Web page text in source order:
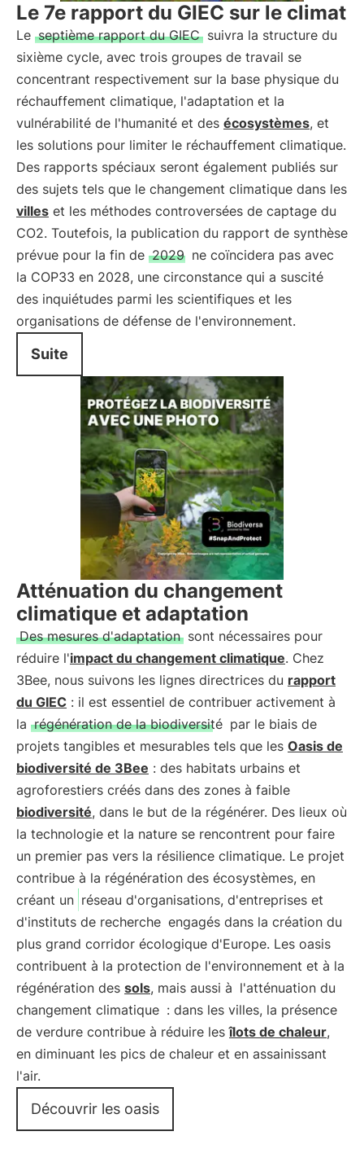
Le 7e rapport du GIEC sur le climat
Le septième rapport du GIEC suivra la structure du
sixième cycle, avec trois groupes de travail se
concentrant respectivement sur la base physique du
réchauffement climatique, l'adaptation et la
vulnérabilité de l'humanité et des écosystèmes, et
les solutions pour limiter le réchauffement climatique.
Des rapports spéciaux seront également publiés sur
des sujets tels que le changement climatique dans les
villes et les méthodes controversées de captage du
CO2. Toutefois, la publication du rapport de synthèse
prévue pour la fin de 2029 ne coïncidera pas avec
la COP33 en 2028, une circonstance qui a suscité
des inquiétudes parmi les scientifiques et les
organisations de défense de l'environnement.
Suite
Atténuation du changement
climatique et adaptation
Des mesures d'adaptation sont nécessaires pour
réduire l'impact du changement climatique. Chez
3Bee, nous suivons les lignes directrices du rapport
du GIEC : il est essentiel de contribuer activement à
la régénération de la biodiversité par le biais de
projets tangibles et mesurables tels que les Oasis de
biodiversité de 3Bee : des habitats urbains et
agroforestiers créés dans des zones à faible
biodiversité, dans le but de la régénérer. Des lieux où
la technologie et la nature se rencontrent pour faire
un premier pas vers la résilience climatique. Le projet
contribue à la régénération des écosystèmes, en
créant un réseau d'organisations, d'entreprises et
d'instituts de recherche engagés dans la création du
plus grand corridor écologique d'Europe. Les oasis
contribuent à la protection de l'environnement et à la
régénération des sols, mais aussi à l'atténuation du
changement climatique : dans les villes, la présence
de verdure contribue à réduire lesîlots de chaleur,
en diminuant les pics de chaleur et en assainissant
l'air.
Découvrir les oasis